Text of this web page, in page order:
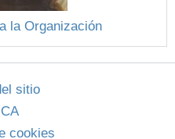
la Organización
sitio
cookies